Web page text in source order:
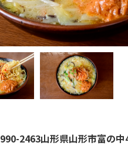
990-2463山形県山形市富の